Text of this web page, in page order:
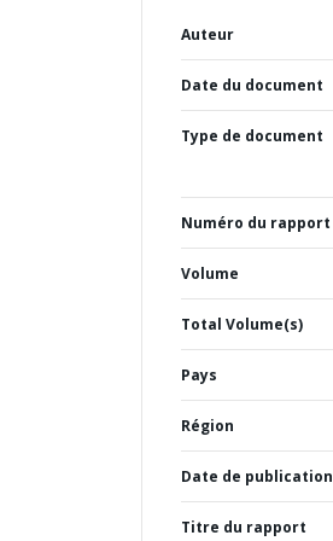
Auteur
Date du document
Type de document
Numéro du rapport
Volume
Total Volume(s)
Pays
Région
Date de publication
Titre du rapport